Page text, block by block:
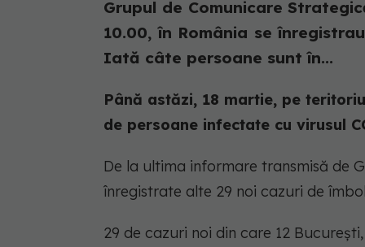
Grupul de Comunicare
10.00, în România se
Iată câte persoane sunt în...
Până astăzi, 18 martie, pe
de persoane infectate cu virusul
De la ultima informare transmisă de
înregistrate alte 29 noi cazuri de
29 de cazuri noi din care 12